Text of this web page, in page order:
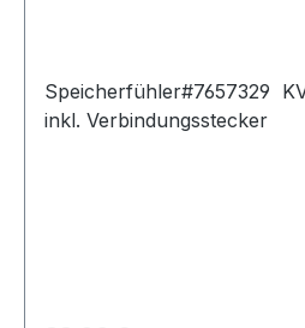
Speicherfühler#7657329
inkl. Verbindungsstecker